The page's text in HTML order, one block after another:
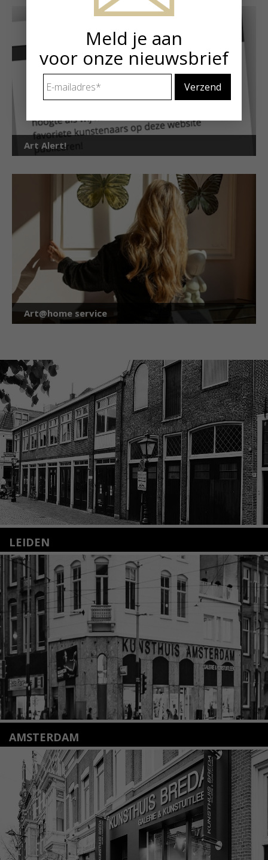
Art Alert!
Art@home service
LEIDEN
Nieuwstraat 35
2312 KA Leiden
+31(0)71 – 52 84 480
info@kunsthuisleiden.nl
Lees meer
AMSTERDAM
Amstelveenseweg 135
1075 VX Amsterdam
+31 (0)20 2332546
info@kunsthuisamsterdam.nl
Lees meer
Meld je aan
voor onze nieuwsbrief
mailadres *